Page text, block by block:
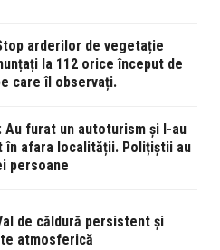
arderilor de vegetație
la 112 orice început de
care îl observați.
Au furat un autoturism și l-au
în afara localității. Polițiștii au
persoane
de căldură persistent și
atmosferică